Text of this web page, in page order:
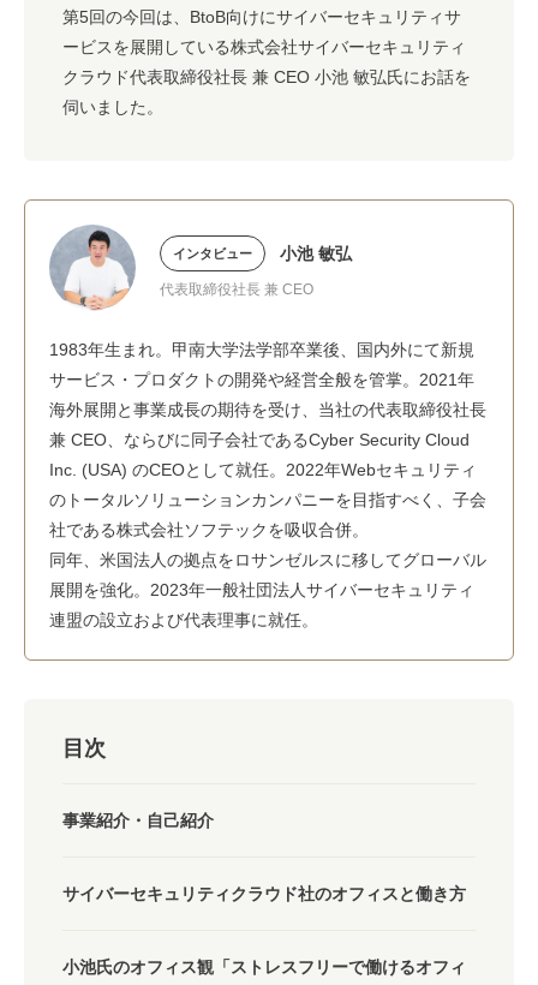
第5回の今回は、BtoB向けにサイバーセキュリティサ
ービスを展開している株式会社サイバーセキュリティ
クラウド代表取締役社長 兼 CEO 小池 敏弘氏にお話を
伺いました。
インタビュー 小池 敏弘
代表取締役社長 兼 CEO
1983年生まれ。甲南大学法学部卒業後、国内外にて新規
サービス・プロダクトの開発や経営全般を管掌。2021年
海外展開と事業成長の期待を受け、当社の代表取締役社長
兼 CEO、ならびに同子会社であるCyber Security Cloud
Inc. (USA) のCEOとして就任。2022年Webセキュリティ
のトータルソリューションカンパニーを目指すべく、子会
社である株式会社ソフテックを吸収合併。
同年、米国法人の拠点をロサンゼルスに移してグローバル
展開を強化。2023年一般社団法人サイバーセキュリティ
連盟の設立および代表理事に就任。
目次
事業紹介・自己紹介
サイバーセキュリティクラウド社のオフィスと働き方
小池氏のオフィス観「ストレスフリーで働けるオフィ